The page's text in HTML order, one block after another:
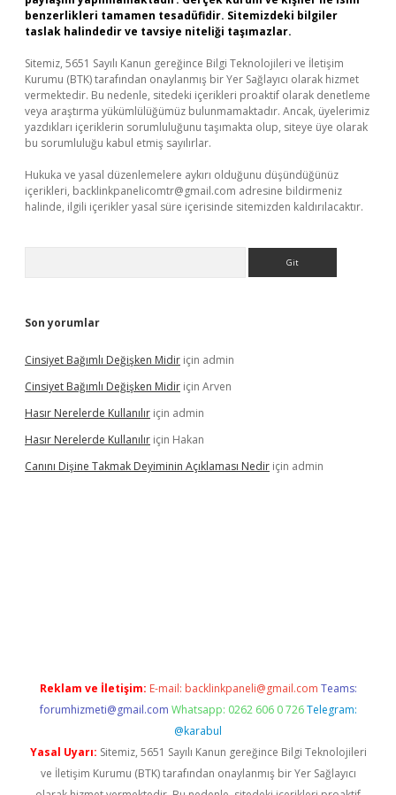
benzerlikleri tamamen tesadüfidir. Sitemizdeki bilgiler
taslak halindedir ve tavsiye niteliği taşımazlar.
Sitemiz, 5651 Sayılı Kanun gereğince Bilgi Teknolojileri ve İletişim
Kurumu (BTK) tarafından onaylanmış bir Yer Sağlayıcı olarak hizmet
vermektedir. Bu nedenle, sitedeki içerikleri proaktif olarak denetleme
veya araştırma yükümlülüğümüz bulunmamaktadır. Ancak, üyelerimiz
yazdıkları içeriklerin sorumluluğunu taşımakta olup, siteye üye olarak
bu sorumluluğu kabul etmiş sayılırlar.
Hukuka ve yasal düzenlemelere aykırı olduğunu düşündüğünüz
içerikleri, backlinkpanelicomtr@gmail.com adresine bildirmeniz
halinde, ilgili içerikler yasal süre içerisinde sitemizden kaldırılacaktır.
Son yorumlar
Cinsiyet Bağımlı Değişken Midir için admin
Cinsiyet Bağımlı Değişken Midir için Arven
Hasır Nerelerde Kullanılır için admin
Hasır Nerelerde Kullanılır için Hakan
Canını Dişine Takmak Deyiminin Açıklaması Nedir için admin
Reklam ve İletişim: E-mail: backlinkpaneli@gmail.com Teams:
forumhizmeti@gmail.com Whatsapp: 0262 606 0 726 Telegram:
@karabul
Yasal Uyarı: Sitemiz, 5651 Sayılı Kanun gereğince Bilgi Teknolojileri
ve İletişim Kurumu (BTK) tarafından onaylanmış bir Yer Sağlayıcı